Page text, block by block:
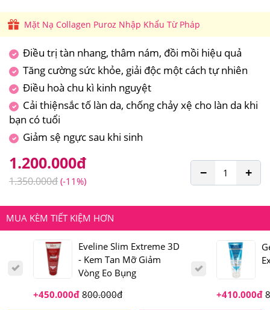
Mặt Nạ Collagen Puroz Nhập Khẩu Từ Pháp
Điều trị tàn nhang, thâm nám, đồi mồi hiệu quả
Tăng cường sức khỏe, giải độc một cách tự nhiên
Điều hoà chu kì kinh nguyệt
Cải thiệnsắc tố làn da, chống chảy xệ cho làn da khi
bạn có tuổi
Giảm sệ ngực sau khi sinh
1.200.000đ
1.350.000đ (-11%)
+
−
MUA KÈM TIẾT KIỆM HƠN
Eveline Slim Extreme 3D
- Kem Tan Mỡ Giảm
Vòng Eo Bụng
+450.000đ 800.000đ +410.000đ